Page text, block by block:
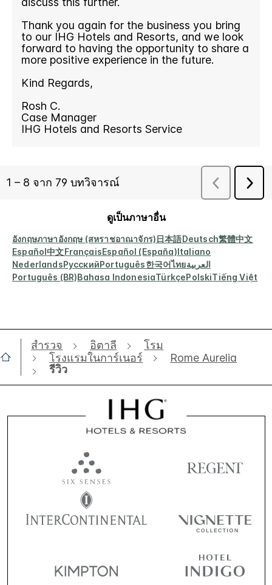
ดูเป็นภาษาอื่น
อังกฤษภาษาอังกฤษ (สหราชอาณาจักร)日本語Deutsch繁體中文
Español中文FrançaisEspañol (España)Italiano
NederlandsРусскийPortuguês한국어ไทยالعربية
Português (BR)Bahasa IndonesiaTürkçePolskiTiếng Việt
สำรวจ อิตาลี
โรม
โรงแรมในการ์เนอร์
Rome Aurelia
รีวิว